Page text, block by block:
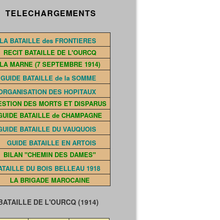
LA BATAILLE des FRONTIERES
RECIT BATAILLE DE L'OURCQ
LA MARNE (7 SEPTEMBRE 1914)
GUIDE BATAILLE de la SOMME
DES HOPITAUX
DES MORTS ET DISPARUS
BATAILLE de CHAMPAGNE
BATAILLE DU VAUQUOIS
GUIDE BATAILLE EN ARTOIS
BILAN "CHEMIN DES DAMES"
DU BOIS BELLEAU 1918
LA BRIGADE MAROCAINE
DE L'OURCQ (1914)